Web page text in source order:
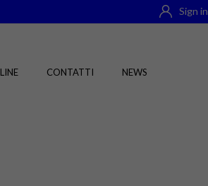
Sign in
CONTATTI NEWS